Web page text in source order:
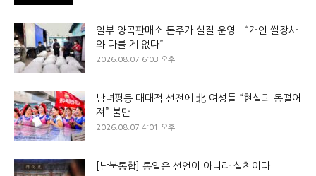
일부 양곡판매소 돈주가 실질 운영…“개인 쌀장사
와 다를 게 없다”
2026.08.07 6:03 오후
남녀평등 대대적 선전에 北 여성들 “현실과 동떨어
져” 불만
2026.08.07 4:01 오후
[남북통합] 통일은 선언이 아니라 실천이다